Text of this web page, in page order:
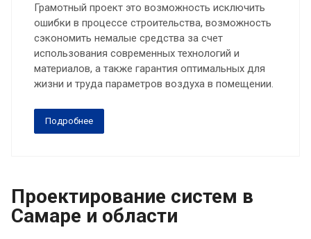
Грамотный проект это возможность исключить
ошибки в процессе строительства, возможность
сэкономить немалые средства за счет
использования современных технологий и
материалов, а также гарантия оптимальных для
жизни и труда параметров воздуха в помещении.
Подробнее
Проектирование систем в
Самаре и области